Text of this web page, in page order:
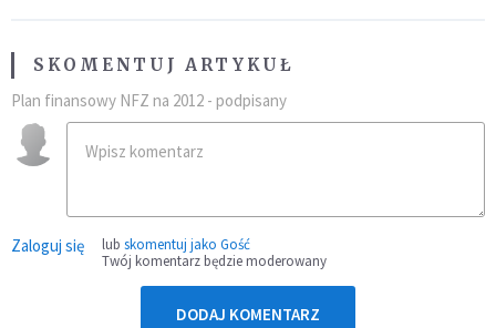
SKOMENTUJ ARTYKUŁ
Plan finansowy NFZ na 2012 - podpisany
Zaloguj się lub skomentuj jako Gość
Twój komentarz będzie moderowany
DODAJ KOMENTARZ